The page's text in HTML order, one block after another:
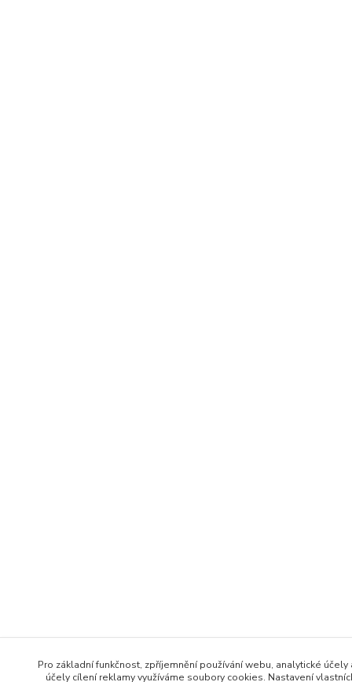
Pro základní funkčnost, zpříjemnění používání webu, analytické
účely cílení reklamy využíváme soubory cookies. Nastavení